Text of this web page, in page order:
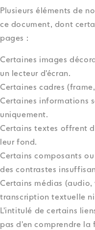
Plusieurs éléments de
ce document, dont
pages :
Certaines images
un lecteur d'écran.
Certaines cadres
Certaines informations
uniquement.
Certains textes offrent
leur fond.
Certains composants
des contrastes
Certains médias (audio,
transcription textuelle
L'intitulé de certains
pas d'en comprendre